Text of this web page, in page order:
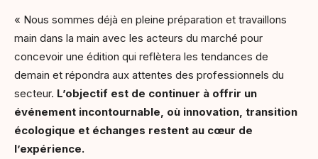
« Nous sommes déjà en pleine préparation et travaillons
main dans la main avec les acteurs du marché pour
concevoir une édition qui reflètera les tendances de
demain et répondra aux attentes des professionnels du
secteur. L’objectif est de continuer à offrir un
événement incontournable, où innovation, transition
écologique et échanges restent au cœur de
l’expérience.